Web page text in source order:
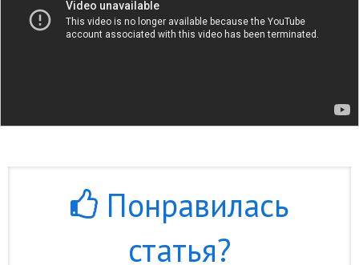
Мода и стиль
Финансы
Образование
Наука и технологии
Понравилась
статья?